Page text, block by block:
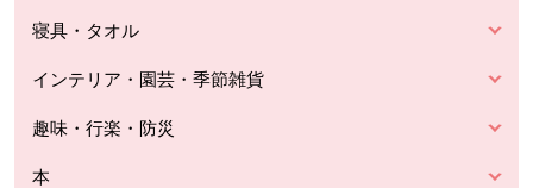
寝具・タオル
インテリア・園芸・季節雑貨
趣味・行楽・防災
本